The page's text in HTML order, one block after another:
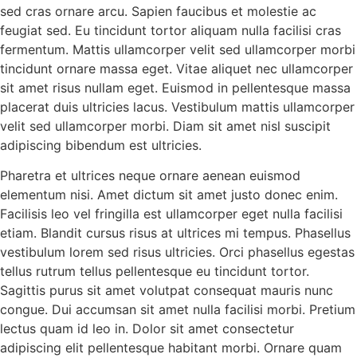
sed cras ornare arcu. Sapien faucibus et molestie ac
feugiat sed. Eu tincidunt tortor aliquam nulla facilisi cras
fermentum. Mattis ullamcorper velit sed ullamcorper morbi
tincidunt ornare massa eget. Vitae aliquet nec ullamcorper
sit amet risus nullam eget. Euismod in pellentesque massa
placerat duis ultricies lacus. Vestibulum mattis ullamcorper
velit sed ullamcorper morbi. Diam sit amet nisl suscipit
adipiscing bibendum est ultricies.
Pharetra et ultrices neque ornare aenean euismod
elementum nisi. Amet dictum sit amet justo donec enim.
Facilisis leo vel fringilla est ullamcorper eget nulla facilisi
etiam. Blandit cursus risus at ultrices mi tempus. Phasellus
vestibulum lorem sed risus ultricies. Orci phasellus egestas
tellus rutrum tellus pellentesque eu tincidunt tortor.
Sagittis purus sit amet volutpat consequat mauris nunc
congue. Dui accumsan sit amet nulla facilisi morbi. Pretium
lectus quam id leo in. Dolor sit amet consectetur
adipiscing elit pellentesque habitant morbi. Ornare quam